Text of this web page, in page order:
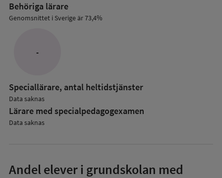
Behöriga lärare
Genomsnittet i Sverige är 73,4%
-
Speciallärare, antal heltidstjänster
Data saknas
Lärare med specialpedagog­examen
Data saknas
Andel elever i grundskolan med